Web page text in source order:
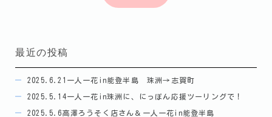
最近の投稿
2025.6.21一人一花in能登半島 珠洲→志賀町
2025.5.14一人一花in珠洲に、にっぽん応援ツーリングで！
2025.5.6高澤ろうそく店さん＆一人一花in能登半島